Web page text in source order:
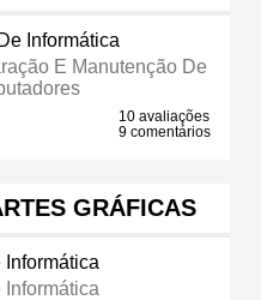
Informática
E Manutenção De
10 avaliações
9 comentários
GRÁFICAS
Informática
Informática